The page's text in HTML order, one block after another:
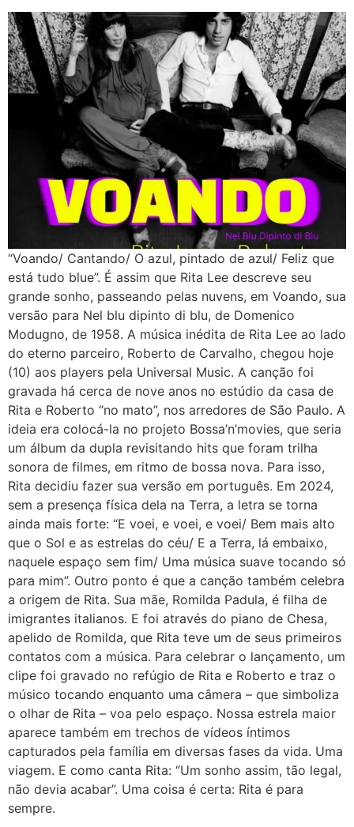
“Voando/ Cantando/ O azul, pintado de azul/ Feliz que
está tudo blue”. É assim que Rita Lee descreve seu
grande sonho, passeando pelas nuvens, em Voando, sua
versão para Nel blu dipinto di blu, de Domenico
Modugno, de 1958. A música inédita de Rita Lee ao lado
do eterno parceiro, Roberto de Carvalho, chegou hoje
(10) aos players pela Universal Music. A canção foi
gravada há cerca de nove anos no estúdio da casa de
Rita e Roberto “no mato”, nos arredores de São Paulo. A
ideia era colocá-la no projeto Bossa’n’movies, que seria
um álbum da dupla revisitando hits que foram trilha
sonora de filmes, em ritmo de bossa nova. Para isso,
Rita decidiu fazer sua versão em português. Em 2024,
sem a presença física dela na Terra, a letra se torna
ainda mais forte: “E voei, e voei, e voei/ Bem mais alto
que o Sol e as estrelas do céu/ E a Terra, lá embaixo,
naquele espaço sem fim/ Uma música suave tocando só
para mim”. Outro ponto é que a canção também celebra
a origem de Rita. Sua mãe, Romilda Padula, é filha de
imigrantes italianos. E foi através do piano de Chesa,
apelido de Romilda, que Rita teve um de seus primeiros
contatos com a música. Para celebrar o lançamento, um
clipe foi gravado no refúgio de Rita e Roberto e traz o
músico tocando enquanto uma câmera – que simboliza
o olhar de Rita – voa pelo espaço. Nossa estrela maior
aparece também em trechos de vídeos íntimos
capturados pela família em diversas fases da vida. Uma
viagem. E como canta Rita: “Um sonho assim, tão legal,
não devia acabar”. Uma coisa é certa: Rita é para
sempre.